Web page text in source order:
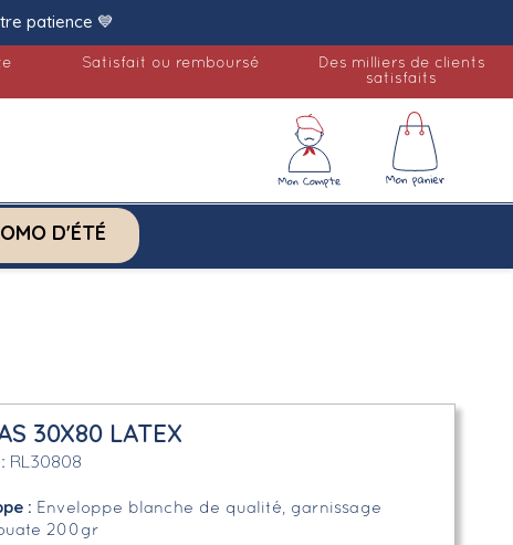
patience 💙
Satisfait ou remboursé
Des milliers de clients
satisfaits
D'ÉTÉ
30X80 LATEX
RL30808
: Enveloppe blanche de qualité, garnissage
200gr